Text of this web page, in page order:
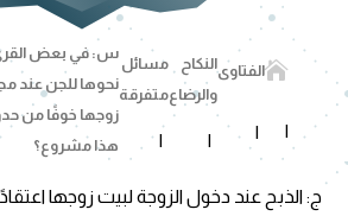
الفتاوىالنكاح
والرضاع
مسائل
متفرقة
س: في بعض
نحوها للجن عند
زوجها خوفًا من
هذا مشروع؟
ج: الذبح عند دخول الزوجة لبيت زوجها